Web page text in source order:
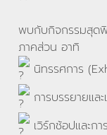
พบกับกิจกรรมสุดพิ
ภาคส่วน อาทิ
นิทรรศการ
การบรรยายแล
เวิร์กช้อปและก